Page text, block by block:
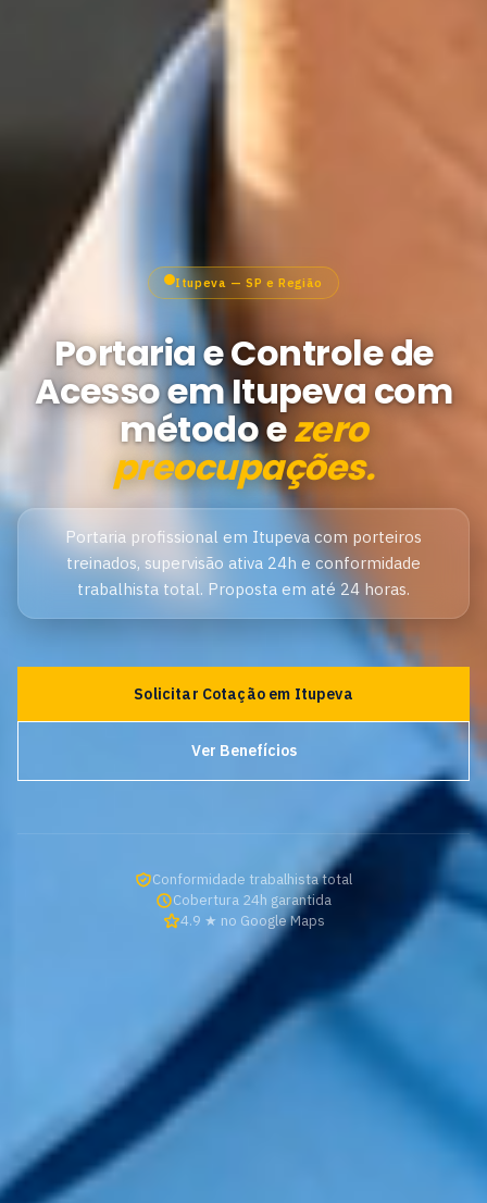
Itupeva — SP e Região
Portaria e Controle de
Acesso em Itupeva com
método ezero
preocupações.
Portaria profissional em Itupeva com porteiros
treinados, supervisão ativa 24h e conformidade
trabalhista total. Proposta em até 24 horas.
Solicitar Cotação em Itupeva
Ver Benefícios
Conformidade trabalhista total
Cobertura 24h garantida
4.9 ★ no Google Maps